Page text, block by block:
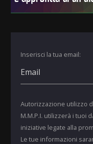
Inserisci la tua email:
Autorizzazione utilizzo
M.M.P.I. utilizzerà i tuoi
iniziative legate alla
Le tue informazioni